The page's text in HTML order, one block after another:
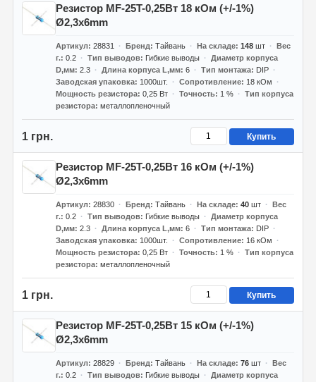
Резистор MF-25T-0,25Вт 18 кОм (+/-1%)
Ø2,3x6mm
Артикул 28831 Бренд Тайвань На складе 148шт
Вес
г. 0.2 Тип выводов Гибкие выводы
Диаметр корпуса
D,мм 2.3 Длина корпуса L,мм 6 Тип монтажа
DIP
Заводская упаковка
1000шт. Сопротивление
18 кОм
Мощность резистора 0,25 Вт Точность 1 %
Тип корпуса
резистора металлопленочный
1 грн. Купить
Резистор MF-25T-0,25Вт 16 кОм (+/-1%)
Ø2,3x6mm
Артикул 28830 Бренд Тайвань На складе 40шт
Вес
г. 0.2 Тип выводов Гибкие выводы
Диаметр корпуса
D,мм 2.3 Длина корпуса L,мм 6 Тип монтажа
DIP
Заводская упаковка
1000шт. Сопротивление
16 кОм
Мощность резистора 0,25 Вт Точность 1 %
Тип корпуса
резистора металлопленочный
1 грн. Купить
Резистор MF-25T-0,25Вт 15 кОм (+/-1%)
Ø2,3x6mm
Артикул 28829 Бренд Тайвань На складе 76шт
Вес
г. 0.2 Тип выводов Гибкие выводы
Диаметр корпуса